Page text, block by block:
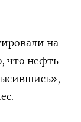
на
что нефть
-